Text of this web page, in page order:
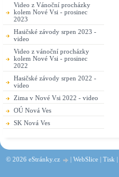
Video z Vánoční procházky
kolem Nové Vsi - prosinec
2023
Hasičské závody srpen 2023 -
video
Video z vánoční procházky
kolem Nové Vsi - prosinec
2022
Hasičské závody srpen 2022 -
video
Zima v Nové Vsi 2022 - video
OÚ Nová Ves
SK Nová Ves
© 2026 eStránky.cz | WebSlice | Tisk |